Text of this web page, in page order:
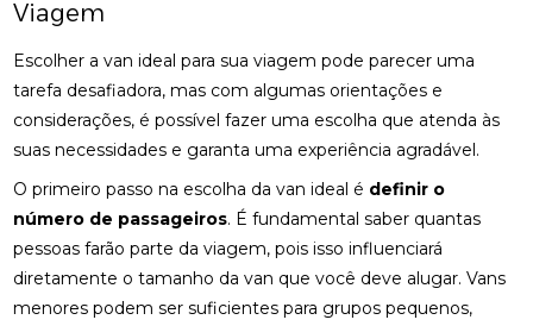
Viagem
Escolher a van ideal para sua viagem pode parecer uma
tarefa desafiadora, mas com algumas orientações e
considerações, é possível fazer uma escolha que atenda às
suas necessidades e garanta uma experiência agradável.
O primeiro passo na escolha da van ideal é definir o
número de passageiros. É fundamental saber quantas
pessoas farão parte da viagem, pois isso influenciará
diretamente o tamanho da van que você deve alugar. Vans
menores podem ser suficientes para grupos pequenos,